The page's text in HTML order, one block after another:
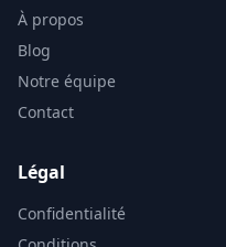
À propos
Blog
Notre équipe
Contact
Légal
Confidentialité